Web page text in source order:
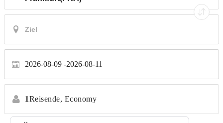
2026-08-09 2026-08-11
1Reisende, Economy